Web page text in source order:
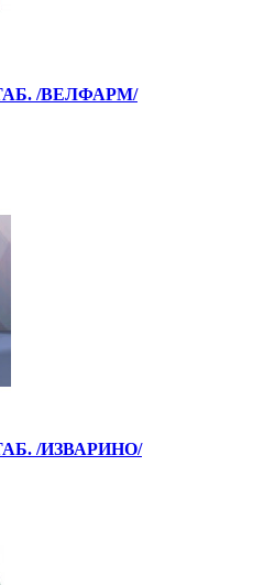
/ВЕЛФАРМ/
/ИЗВАРИНО/